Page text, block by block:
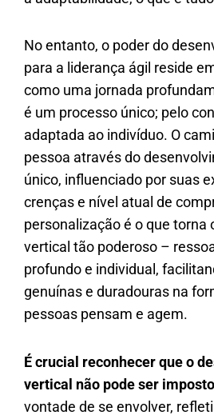
No entanto, o poder do
para a liderança ágil reside
como uma jornada
é um processo único; pelo
adaptada ao indivíduo. O
pessoa através do
único, influenciado por suas
crenças e nível atual de
personalização é o que torna
vertical tão poderoso –
profundo e individual,
genuínas e duradouras na
pessoas pensam e agem.
É crucial reconhecer que o
vertical não pode ser
vontade de se envolver,